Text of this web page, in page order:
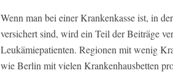
Wenn man bei einer Krankenkasse ist, in
versichert sind, wird ein Teil der Beiträge
Leukämiepatienten. Regionen mit wenig
wie Berlin mit vielen Krankenhausbetten